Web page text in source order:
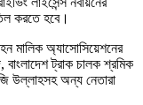
করতে হবে।
মালিক অ্যাসোসিয়েশনের
ট্রাক চালক শ্রমিক
উল্লাহসহ অন্য নেতারা